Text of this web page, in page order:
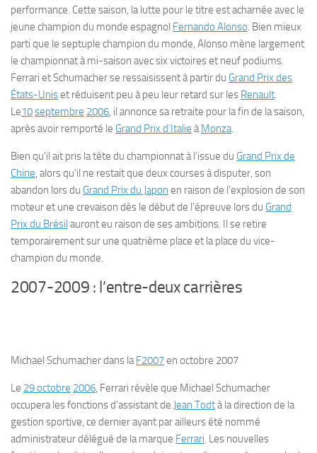
performance. Cette saison, la lutte pour le titre est acharnée avec le
jeune champion du monde espagnol Fernando Alonso. Bien mieux
parti que le septuple champion du monde, Alonso mène largement
le championnat à mi-saison avec six victoires et neuf podiums.
Ferrari et Schumacher se ressaisissent à partir du Grand Prix des
États-Uniset réduisent peu à peu leur retard sur les Renault.
Le10septembre 2006, il annonce sa retraite pour la fin de la saison,
après avoir remporté le Grand Prix d’Italie àMonza.
Bien qu’il ait pris la tête du championnat à l’issue du Grand Prix de
Chine, alors qu’il ne restait que deux courses à disputer, son
abandon lors du Grand Prix du Japon en raison de l’explosion de son
moteur et une crevaison dès le début de l’épreuve lors du Grand
Prix du Brésil auront eu raison de ses ambitions. Il se retire
temporairement sur une quatrième place et la place du vice-
champion du monde.
2007-2009 : l’entre-deux carrières
Michael Schumacher dans laF2007en octobre 2007
Le 29 octobre 2006, Ferrari révèle que Michael Schumacher
occupera les fonctions d’assistant de Jean Todtà la direction de la
gestion sportive, ce dernier ayant par ailleurs été nommé
administrateur délégué de la marque Ferrari. Les nouvelles